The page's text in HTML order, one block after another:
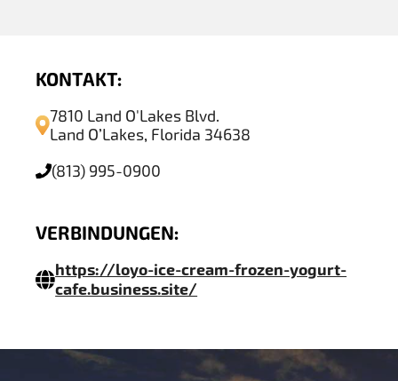
KONTAKT:
7810 Land O'Lakes Blvd.
Land O’Lakes, Florida 34638
(813) 995-0900
VERBINDUNGEN:
https://loyo-ice-cream-frozen-yogurt-
cafe.business.site/